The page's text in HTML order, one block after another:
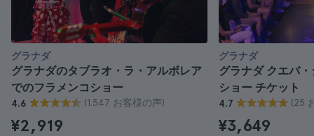
グラナダ
グラナダのタブラオ・ラ・アルボレア
でのフラメンコショー
4.6 (1.547 お客様の声)
¥2,919
グラナダ
グラナダ クエバ
ショー チケット
4.7 (25
¥3,649